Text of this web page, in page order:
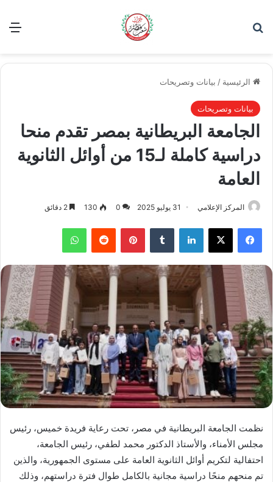
الرئيسية / بيانات وتصريحات
بيانات وتصريحات
الجامعة البريطانية بمصر تقدم منحا
دراسية كاملة لـ15 من أوائل الثانوية
العامة
المركز الإعلامي 31 يوليو 2025 0
130
فيسبوك ‫X لينكدإن بينتيريست واتساب
نظمت الجامعة البريطانية في مصر، تحت رعاية فريدة خميس، رئيس
مجلس الأمناء، والأستاذ الدكتور محمد لطفي، رئيس الجامعة،
احتفالية لتكريم أوائل الثانوية العامة على مستوى الجمهورية، والذين
تم منحهم منحًا دراسية مجانية بالكامل طوال فترة دراستهم، وذلك